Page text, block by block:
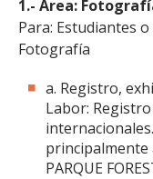
1.- Área:
Para: Estudiantes
Fotografía
a. Registro,
Labor:
principalmente
PARQUE